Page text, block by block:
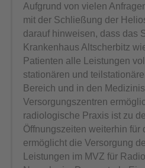
Aufgrund von vielen
mit der Schließung der
darauf hinweisen, dass das
Krankenhaus Altscherbitz
Patienten alle Leistungen
stationären und
Bereich und in den
Versorgungszentren
radiologische Praxis ist zu
Öffnungszeiten weiterhin für
ermöglicht die Versorgung
Leistungen im MVZ für